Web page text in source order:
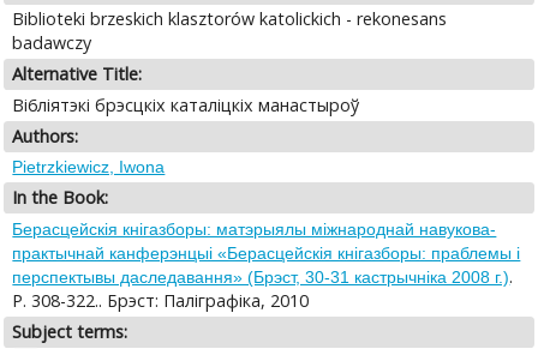
Biblioteki brzeskich klasztorów katolickich - rekonesans
badawczy
Alternative Title:
Bi6ліятэкi брэсцкіх каталіцкіх манастыроў
Authors:
Pietrzkiewicz, Iwona
In the Book:
Берасцейскiя кнiгазборы: матэрыялы міжнароднай навукова-
практычнай канферэнцыі «Берасцейскія кнігазборы: праблемы і
перспектывы даследавання» (Брэст, 30-31 кастрычніка 2008 г.).
P. 308-322.. Брэст: Палiграфiка, 2010
Subject terms: